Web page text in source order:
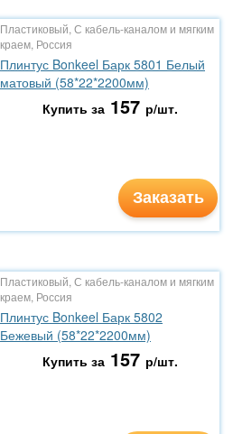
Пластиковый, С кабель-каналом и мягким
краем, Россия
Плинтус Bonkeel Барк 5801 Белый
матовый (58*22*2200мм)
Купить за 157 р/шт.
Заказать
Пластиковый, С кабель-каналом и мягким
краем, Россия
Плинтус Bonkeel Барк 5802
Бежевый (58*22*2200мм)
Купить за 157 р/шт.